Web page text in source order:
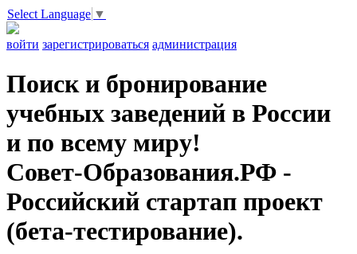
Select Language ▼
войти зарегистрироваться администрация
Поиск и бронирование
учебных заведений в России
и по всему миру!
Совет-Образования.РФ -
Российский стартап проект
(бета-тестирование).